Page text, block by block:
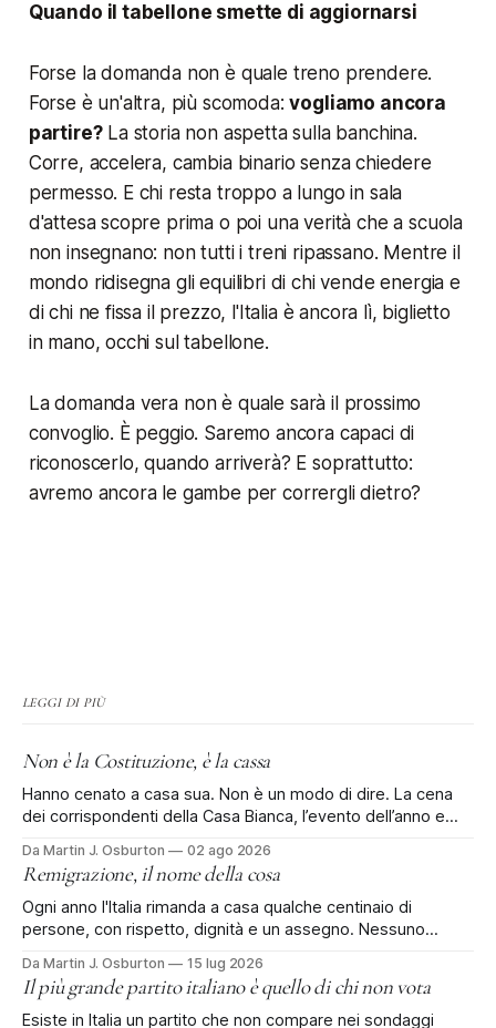
Quando il tabellone smette di aggiornarsi
Forse la domanda non è quale treno prendere.
Forse è un'altra, più scomoda:vogliamo ancora
partire?La storia non aspetta sulla banchina.
Corre, accelera, cambia binario senza chiedere
permesso. E chi resta troppo a lungo in sala
d'attesa scopre prima o poi una verità che a scuola
non insegnano: non tutti i treni ripassano. Mentre il
mondo ridisegna gli equilibri di chi vende energia e
di chi ne fissa il prezzo, l'Italia è ancora lì, biglietto
in mano, occhi sul tabellone.
La domanda vera non è quale sarà il prossimo
convoglio. È peggio. Saremo ancora capaci di
riconoscerlo, quando arriverà? E soprattutto:
avremo ancora le gambe per corrergli dietro?
LEGGI DI PIÙ
Non è la Costituzione, è la cassa
Hanno cenato a casa sua. Non è un modo di dire. La cena
dei corrispondenti della Casa Bianca, l’evento dell’anno e
Waldorf Astoria di Washington: il vecchio Old Post Office, il
palazzo federale che
Da Martin J. Osburton 02 ago 2026
Remigrazione, il nome della cosa
Ogni anno l'Italia rimanda a casa qualche centinaio di
persone, con rispetto, dignità e un assegno. Nessuno
quattro, forse cinquecento persone che ogni anno lasciano
l'Italia con l'aiuto dello Stato italiano. Si chiama rimpatrio
Da Martin J. Osburton 15 lug 2026
Il più grande partito italiano è quello di chi non vota
Esiste in Italia un partito che non compare nei sondaggi